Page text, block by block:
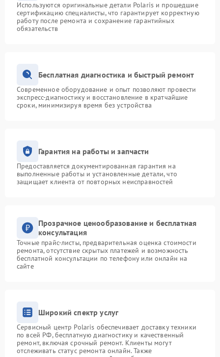
Используются оригинальные детали Polaris и прошедшие
сертификацию специалисты, что гарантирует корректную
работу после ремонта и сохранение гарантийных
обязательств
Бесплатная диагностика и быстрый ремонт
Современное оборудование и опыт позволяют провести
экспресс-диагностику и восстановление в кратчайшие
сроки, минимизируя время без устройства
Гарантия на работы и запчасти
Предоставляется документированная гарантия на
выполненные работы и установленные детали, что
защищает клиента от повторных неисправностей
Прозрачное ценообразование и бесплатная
консультация
Точные прайс-листы, предварительная оценка стоимости
ремонта, отсутствие скрытых платежей и возможность
бесплатной консультации по телефону или онлайн на
сайте
Широкий спектр услуг
Сервисный центр Polaris обеспечивает доставку техники
по всей РФ, бесплатную диагностику и качественный
ремонт, включая срочный ремонт. Клиенты могут
отслеживать статус ремонта онлайн. Также